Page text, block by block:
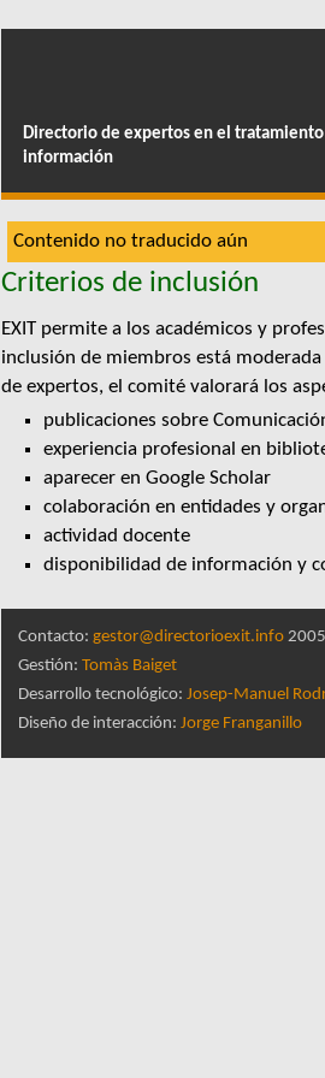
Directorio de expertos en el
información
Contenido no traducido aún
Criterios de inclusión
EXIT permite a los académicos y
inclusión de miembros está
de expertos, el comité valorará los
publicaciones sobre
experiencia profesional en
aparecer en Google Scholar
colaboración en entidades y
actividad docente
disponibilidad de información y
Contacto: gestor@directorioexit.info
Gestión: Tomàs Baiget
Desarrollo tecnológico: Josep-Manuel
Diseño de interacción: Jorge Franganillo